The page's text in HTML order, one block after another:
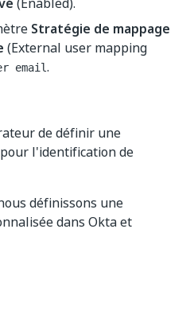
Stratégie de mappage
(External user mapping
email.
de définir une
l'identification de
définissons une
dans Okta et